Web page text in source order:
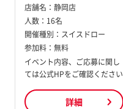
店舗名： 静岡店
人数： 16名
開催種別： スイスドロー
参加料： 無料
イベント内容、ご応募に関し
ては公式HPをご確認ください
詳細